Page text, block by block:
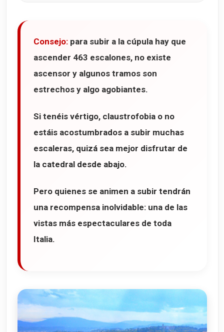
Consejo: para subir a la cúpula hay que
ascender 463 escalones, no existe
ascensor y algunos tramos son
estrechos y algo agobiantes.
Si tenéis vértigo, claustrofobia o no
estáis acostumbrados a subir muchas
escaleras, quizá sea mejor disfrutar de
la catedral desde abajo.
Pero quienes se animen a subir tendrán
una recompensa inolvidable: una de las
vistas más espectaculares de toda
Italia.